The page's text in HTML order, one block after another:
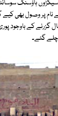
پر وصول بھی کیے
گزرنے کے باوجود
گئے۔